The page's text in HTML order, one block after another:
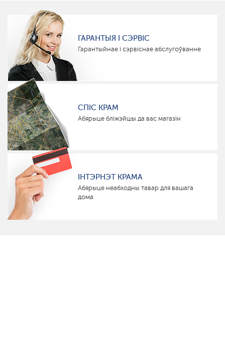
ГАРАНТЫЯ І СЭРВІС
Гарантыйнае і сэрвіснае абслугоўванне
СПІС КРАМ
Абярыце бліжэйшы да вас магазін
ІНТЭРНЭТ КРАМА
Абярыце неабходны тавар для вашага
дома